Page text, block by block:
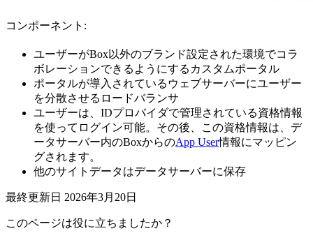
コンポーネント:
ユーザーがBox以外のブランド設定された環境でコラ
ボレーションできるようにするカスタムポータル
ポータルが導入されているウェブサーバーにユーザー
を分散させるロードバランサ
ユーザーは、IDプロバイダで管理されている資格情報
を使ってログイン可能。その後、この資格情報は、デ
ータサーバー内のBoxからのApp User情報にマッピン
グされます。
他のサイトデータはデータサーバーに保存
最終更新日 2026年3月20日
このページは役に立ちましたか？